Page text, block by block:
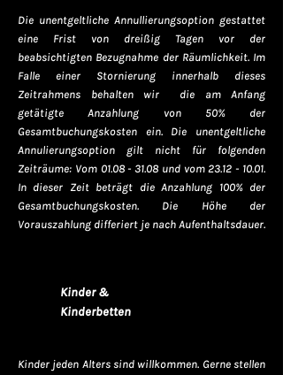
Die unentgeltliche Annullierungsoption gestattet
eine Frist von dreißig Tagen vor der
beabsichtigten Bezugnahme der Räumlichkeit. Im
Falle einer Stornierung innerhalb dieses
Zeitrahmens behalten wir die am Anfang
getätigte Anzahlung von 50% der
Gesamtbuchungskosten ein. Die unentgeltliche
Annulierungsoption gilt nicht für folgenden
Zeiträume: Vom 01.08 - 31.08 und vom23.12 - 10.01.
In dieser Zeit beträgt die Anzahlung 100% der
Gesamtbuchungskosten. Die Höhe der
Vorauszahlung differiert je nach Aufenthaltsdauer.
Kinder &
Kinderbetten
Kinder jeden Alters sind willkommen. Gerne stellen